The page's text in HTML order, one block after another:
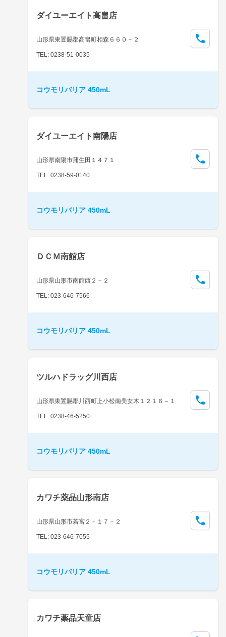
ダイユーエイト高畠店
山形県東置賜郡高畠町相森６６０－２
TEL: 0238-51-0035
コウモリバリア 450mL
ダイユーエイト南陽店
山形県南陽市蒲生田１４７１
TEL: 0238-59-0140
コウモリバリア 450mL
ＤＣＭ南館店
山形県山形市南館西２－２
TEL: 023-646-7566
コウモリバリア 450mL
ツルハドラッグ川西店
山形県東置賜郡川西町上小松南美女木１２１６－１
TEL: 0238-46-5250
コウモリバリア 450mL
カワチ薬品山形南店
山形県山形市若宮２－１７－２
TEL: 023-646-7055
コウモリバリア 450mL
カワチ薬品天童店